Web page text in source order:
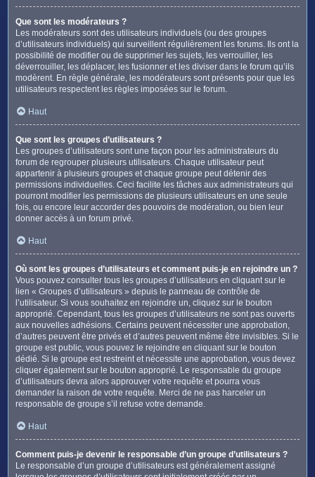
Que sont les modérateurs ?
Les modérateurs sont des utilisateurs individuels (ou des groupes
d’utilisateurs individuels) qui surveillent régulièrement les forums. Ils ont la
possibilité de modifier ou de supprimer les sujets, les verrouiller, les
déverrouiller, les déplacer, les fusionner et les diviser dans le forum qu’ils
modèrent. En règle générale, les modérateurs sont présents pour que les
utilisateurs respectent les règles imposées sur le forum.
Haut
Que sont les groupes d’utilisateurs ?
Les groupes d’utilisateurs sont une façon pour les administrateurs du
forum de regrouper plusieurs utilisateurs. Chaque utilisateur peut
appartenir à plusieurs groupes et chaque groupe peut détenir des
permissions individuelles. Ceci facilite les tâches aux administrateurs qui
pourront modifier les permissions de plusieurs utilisateurs en une seule
fois, ou encore leur accorder des pouvoirs de modération, ou bien leur
donner accès à un forum privé.
Haut
Où sont les groupes d’utilisateurs et comment puis-je en rejoindre un ?
Vous pouvez consulter tous les groupes d’utilisateurs en cliquant sur le
lien « Groupes d’utilisateurs » depuis le panneau de contrôle de
l’utilisateur. Si vous souhaitez en rejoindre un, cliquez sur le bouton
approprié. Cependant, tous les groupes d’utilisateurs ne sont pas ouverts
aux nouvelles adhésions. Certains peuvent nécessiter une approbation,
d’autres peuvent être privés et d’autres peuvent même être invisibles. Si le
groupe est public, vous pouvez le rejoindre en cliquant sur le bouton
dédié. Si le groupe est restreint et nécessite une approbation, vous devez
cliquer également sur le bouton approprié. Le responsable du groupe
d’utilisateurs devra alors approuver votre requête et pourra vous
demander la raison de votre requête. Merci de ne pas harceler un
responsable de groupe s’il refuse votre demande.
Haut
Comment puis-je devenir le responsable d’un groupe d’utilisateurs ?
Le responsable d’un groupe d’utilisateurs est généralement assigné